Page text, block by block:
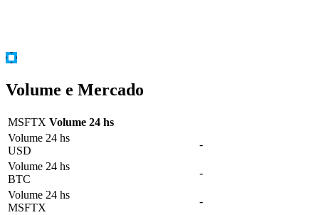
Volume e Mercado
MSFTX Volume 24 hs
Volume 24 hs
USD
-
Volume 24 hs
BTC
-
Volume 24 hs
MSFTX
-